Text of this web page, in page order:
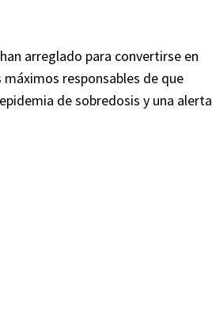
arreglado para convertirse en
responsables de que
de sobredosis y una alerta